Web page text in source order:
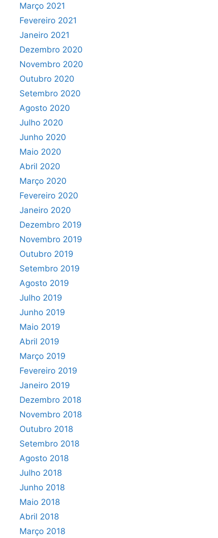
Março 2021
Fevereiro 2021
Janeiro 2021
Dezembro 2020
Novembro 2020
Outubro 2020
Setembro 2020
Agosto 2020
Julho 2020
Junho 2020
Maio 2020
Abril 2020
Março 2020
Fevereiro 2020
Janeiro 2020
Dezembro 2019
Novembro 2019
Outubro 2019
Setembro 2019
Agosto 2019
Julho 2019
Junho 2019
Maio 2019
Abril 2019
Março 2019
Fevereiro 2019
Janeiro 2019
Dezembro 2018
Novembro 2018
Outubro 2018
Setembro 2018
Agosto 2018
Julho 2018
Junho 2018
Maio 2018
Abril 2018
Março 2018